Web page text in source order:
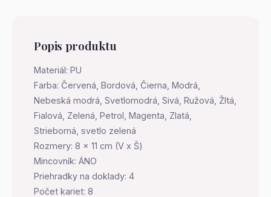
Popis produktu
Materiál: PU
Farba: Červená, Bordová, Čierna, Modrá,
Nebeská modrá, Svetlomodrá, Sivá, Ružová, Žltá,
Fialová, Zelená, Petrol, Magenta, Zlatá,
Strieborná, svetlo zelená
Rozmery: 8 x 11 cm (V x Š)
Mincovník: ÁNO
Priehradky na doklady: 4
Počet kariet: 8